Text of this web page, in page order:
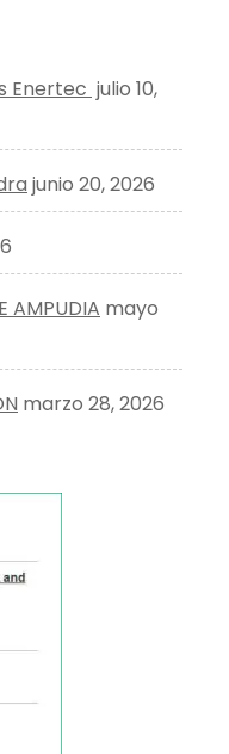
Enertec julio 10,
junio 20, 2026
AMPUDIA mayo
marzo 28, 2026